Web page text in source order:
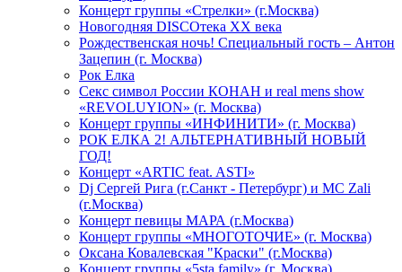
Концерт группы «Стрелки» (г.Москва)
Новогодняя DISCOтека ХХ века
Рождественская ночь! Специальный гость – Антон
Зацепин (г. Москва)
Рок Елка
Секс символ России КОНАН и real mens show
«REVOLUYION» (г. Москва)
Концерт группы «ИНФИНИТИ» (г. Москва)
РОК ЕЛКА 2! АЛЬТЕРНАТИВНЫЙ НОВЫЙ
ГОД!
Концерт «ARTIC feat. ASTI»
Dj Сергей Рига (г.Санкт - Петербург) и MC Zali
(г.Москва)
Концерт певицы МАРА (г.Москва)
Концерт группы «МНОГОТОЧИЕ» (г. Москва)
Оксана Ковалевская "Краски" (г.Москва)
Концерт группы «5sta family» (г. Москва)